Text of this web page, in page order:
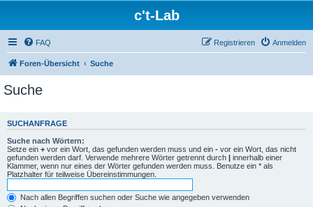
c't-Lab
FAQ Anmelden
Registrieren
Foren-Übersicht Suche
Suche
SUCHANFRAGE
Suche nach Wörtern:
Setze ein + vor ein Wort, das gefunden werden muss und ein - vor ein Wort, das nicht
gefunden werden darf. Verwende mehrere Wörter getrennt durch | innerhalb einer
Klammer, wenn nur eines der Wörter gefunden werden muss. Benutze ein * als
Platzhalter für teilweise Übereinstimmungen.
Nach allen Begriffen suchen oder Suche wie angegeben verwenden